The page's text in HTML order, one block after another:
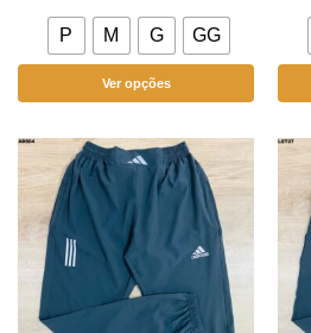
P M G GG
Ver opções